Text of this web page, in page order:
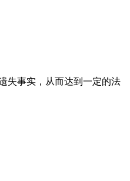
失事实，从而达到一定的法